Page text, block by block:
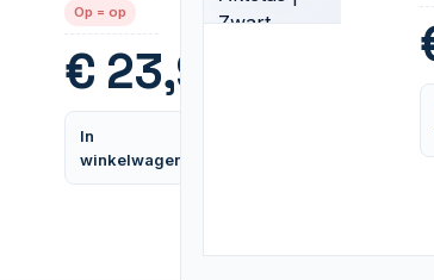
Op = op
€ 23,95
In
winkelwagen